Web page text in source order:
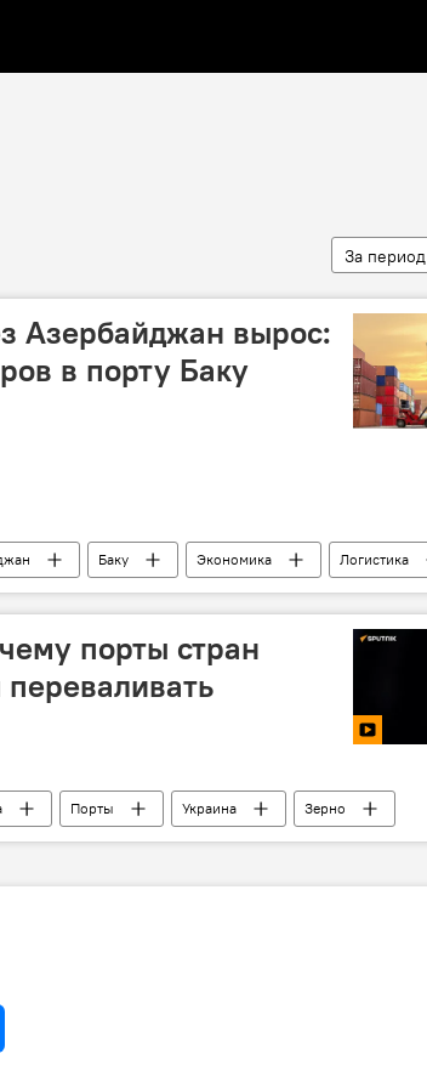
За период
Азербайджан вырос:
в порту Баку
Баку Экономика
Логистика
Бакинский международный морской торговый порт
порты стран
Порты Украина
Зерно